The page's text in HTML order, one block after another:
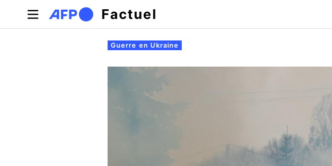
Aller au contenu principal
Factuel
Onglets principaux
Guerre en Ukraine